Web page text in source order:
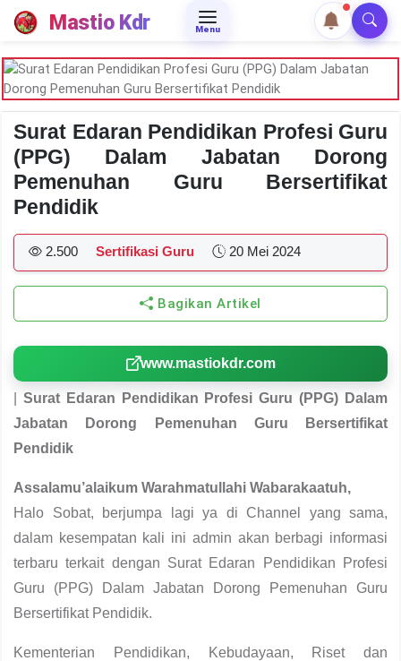
Mastio Kdr Menu
Surat Edaran Pendidikan Profesi Guru
(PPG) Dalam Jabatan Dorong
Pemenuhan Guru Bersertifikat
Pendidik
2.500 Sertifikasi Guru 20 Mei 2024
Bagikan Artikel
www.mastiokdr.com
Surat Edaran Pendidikan Profesi Guru (PPG) Dalam
Jabatan Dorong Pemenuhan Guru Bersertifikat
Pendidik
Assalamu’alaikum Warahmatullahi Wabarakaatuh,
Halo Sobat, berjumpa lagi ya di Channel yang sama,
dalam kesempatan kali ini admin akan berbagi informasi
terbaru terkait dengan Surat Edaran Pendidikan Profesi
Guru (PPG) Dalam Jabatan Dorong Pemenuhan Guru
Bersertifikat Pendidik.
Kementerian Pendidikan, Kebudayaan, Riset dan